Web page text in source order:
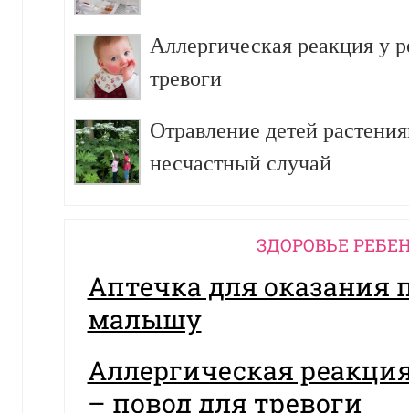
Аллергическая реакция у
тревоги
Отравление детей
несчастный случай
ЗДОРОВЬЕ
Аптечка для
малышу
Аллергическая
– повод для тревоги